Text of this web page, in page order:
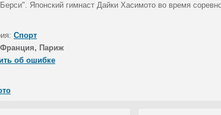
Японский гимнаст Дайки Хасимото во время
Спорт
Франция, Париж
об ошибке